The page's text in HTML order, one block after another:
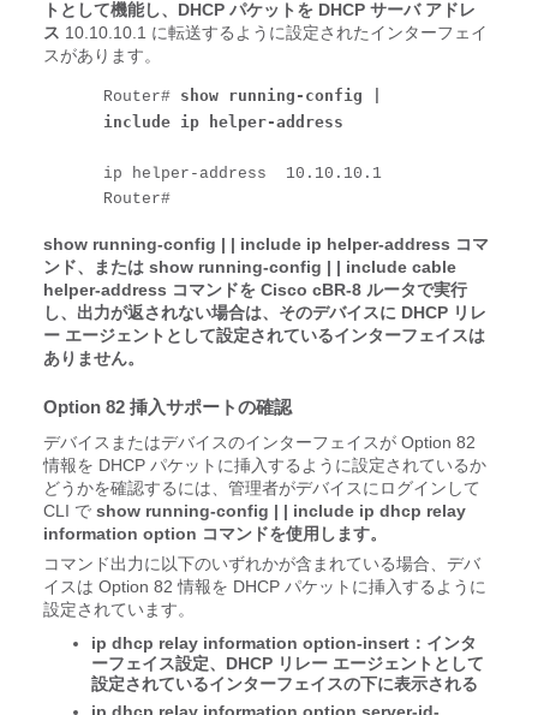
トとして機能し、DHCP パケットを DHCP サーバ アドレ
ス 10.10.10.1 に転送するように設定されたインターフェイ
スがあります。
Router# show running-config |
include ip helper-address
ip helper-address  10.10.10.1
Router#
show running-config | | include ip helper-address コマ
ンド、または show running-config | | include cable
helper-address コマンドを Cisco cBR-8 ルータで実行
し、出力が返されない場合は、そのデバイスに DHCP リレ
ー エージェントとして設定されているインターフェイスは
ありません。
Option 82 挿入サポートの確認
デバイスまたはデバイスのインターフェイスが Option 82
情報を DHCP パケットに挿入するように設定されているか
どうかを確認するには、管理者がデバイスにログインして
CLI で show running-config | | include ip dhcp relay
information option コマンドを使用します。
コマンド出力に以下のいずれかが含まれている場合、デバ
イスは Option 82 情報を DHCP パケットに挿入するように
設定されています。
ip dhcp relay information option-insert：インタ
ーフェイス設定、DHCP リレー エージェントとして
設定されているインターフェイスの下に表示される